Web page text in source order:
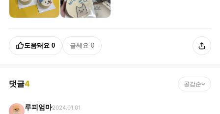
도움돼요 0 글쎄요 0
댓글4 공감순
루피엄마2024.01.01